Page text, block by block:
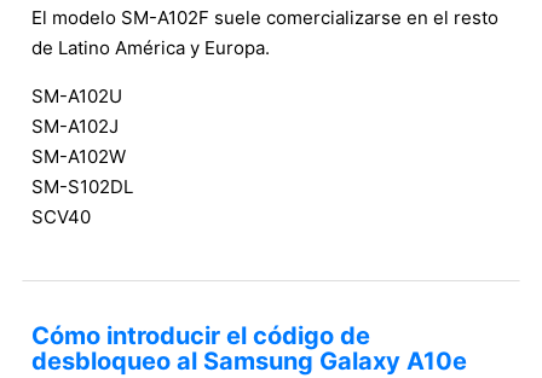
El modelo SM-A102F suele comercializarse en el resto
de Latino América y Europa.
SM-A102U
SM-A102J
SM-A102W
SM-S102DL
SCV40
Cómo introducir el código de
desbloqueo al Samsung Galaxy A10e